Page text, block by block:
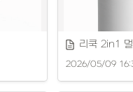
리쿡 2in1
2026/05/09